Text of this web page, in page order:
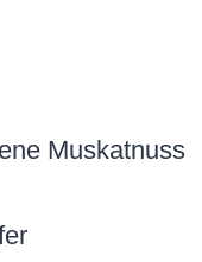
Muskatnuss